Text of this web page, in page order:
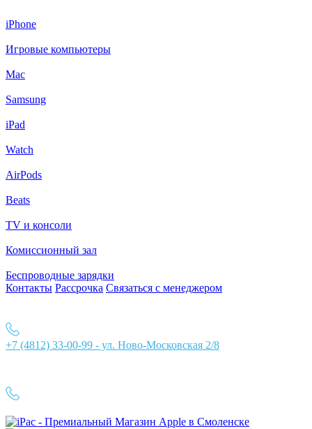
iPhone
Игровые компьютеры
Mac
Samsung
iPad
Watch
AirPods
Beats
TV и консоли
Комиссионный зал
Беспроводные зарядки
Контакты Рассрочка Связаться с менеджером
+7 (4812) 33-00-99 - ул. Ново-Московская 2/8